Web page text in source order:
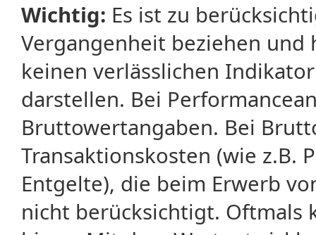
Wichtig: Es ist zu
Vergangenheit beziehen
keinen verlässlichen
darstellen. Bei
Bruttowertangaben. Bei
Transaktionskosten (wie z.B.
Entgelte), die beim Erwerb
nicht berücksichtigt. Oftmals